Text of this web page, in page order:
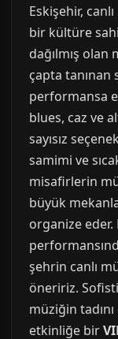
Eskişehir,
bir kültüre
dağılmış
çapta tanınan
performansa
blues, caz ve
sayısız
samimi ve
misafirlerin
büyük
organize
şehrin canlı
öneririz.
müziğin
etkinliğe bir